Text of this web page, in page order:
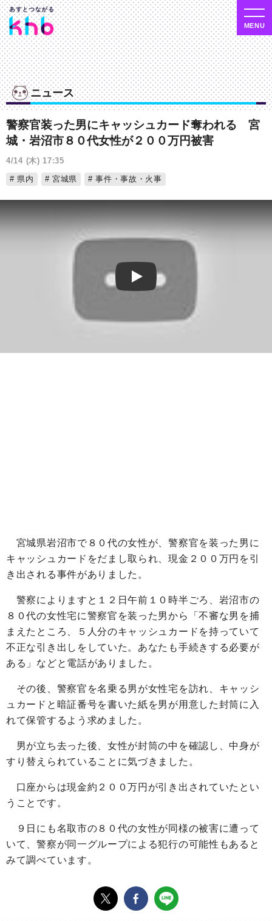
ニュース
警察官装った男にキャッシュカード奪われる 宮
城・岩沼市８０代女性が２００万円被害
4/14 (木) 17:35
県内
宮城県 事件・事故・火事
Play
宮城県岩沼市で８０代の女性が、警察官を装った男に
キャッシュカードをだまし取られ、現金２００万円を引
き出される事件がありました。
警察によりますと１２日午前１０時半ごろ、岩沼市の
８０代の女性宅に警察官を装った男から「不審な男を捕
まえたところ、５人分のキャッシュカードを持っていて
不正な引き出しをしていた。あなたも手続きする必要が
ある」などと電話がありました。
その後、警察官を名乗る男が女性宅を訪れ、キャッシ
ュカードと暗証番号を書いた紙を男が用意した封筒に入
れて保管するよう求めました。
男が立ち去った後、女性が封筒の中を確認し、中身が
すり替えられていることに気づきました。
口座からは現金約２００万円が引き出されていたとい
うことです。
９日にも名取市の８０代の女性が同様の被害に遭って
いて、警察が同一グループによる犯行の可能性もあると
みて調べています。